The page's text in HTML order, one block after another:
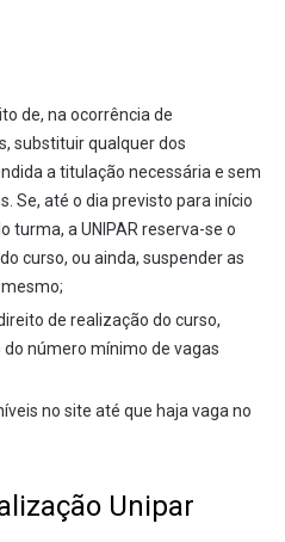
em Análise de
Pessoas e Clima
e Cooperativa
Inteligência
ANBIMA.
Cooperativas
Cristo
Franco
de Luca
de, na ocorrência de
substituir qualquer dos
a titulação necessária e sem
Se, até o dia previsto para início
turma, a UNIPAR reserva-se o
curso, ou ainda, suspender as
de realização do curso,
número mínimo de vagas
no site até que haja vaga no
Unipar